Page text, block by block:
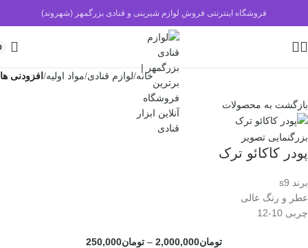
فروشگاه اینترنتی فروش لوازم شیرینی و قنادی بزرگمهر (شهروند)
خانه لوازم قنادی مواد اولیه افزودنی ها
بازگشت به محصولات
بزرگنمایی تصویر
پودر کاکائو ترک
برند s9
عطر و رنگ عالی
چربی 10-12
تومان2,000,000
– تومان250,000